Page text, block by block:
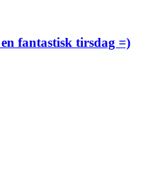
fantastisk tirsdag =)